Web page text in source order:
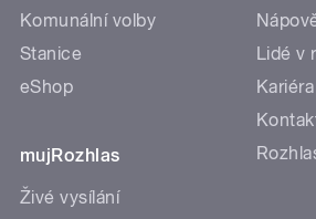
Komunální volby
Stanice
eShop
mujRozhlas
Živé vysílání
Lidé v
Kariéra